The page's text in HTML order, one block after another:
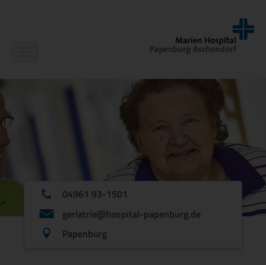
04961 93-1501
geriatrie@hospital-papenburg.de
Papenburg